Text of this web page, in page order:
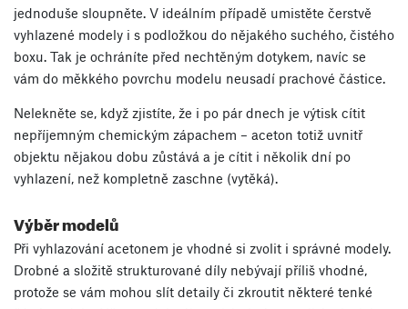
jednoduše sloupněte. V ideálním případě umistěte čerstvě
vyhlazené modely i s podložkou do nějakého suchého, čistého
boxu. Tak je ochráníte před nechtěným dotykem, navíc se
vám do měkkého povrchu modelu neusadí prachové částice.
Nelekněte se, když zjistíte, že i po pár dnech je výtisk cítit
nepříjemným chemickým zápachem – aceton totiž uvnitř
objektu nějakou dobu zůstává a je cítit i několik dní po
vyhlazení, než kompletně zaschne (vytěká).
Výběr modelů
Při vyhlazování acetonem je vhodné si zvolit i správné modely.
Drobné a složitě strukturované díly nebývají příliš vhodné,
protože se vám mohou slít detaily či zkroutit některé tenké